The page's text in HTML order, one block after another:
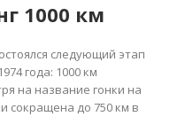
1000 км
следующий этап
года: 1000 км
на название гонки на
сокращена до 750 км в